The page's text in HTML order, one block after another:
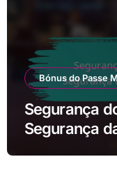
Bónus do Passe
Segurança
Segurança